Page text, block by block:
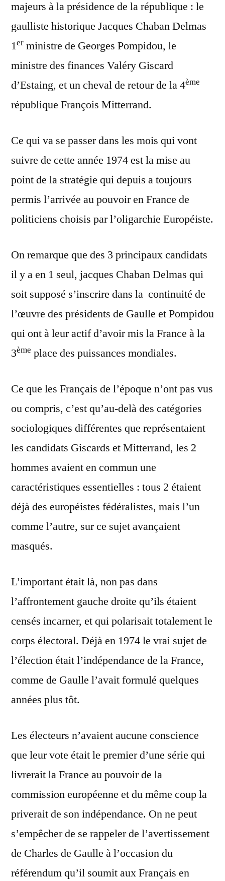
majeurs à la présidence de la république : le
gaulliste historique Jacques Chaban Delmas
1er ministre de Georges Pompidou, le
ministre des finances Valéry Giscard
d’Estaing, et un cheval de retour de la 4ème
république François Mitterrand.
Ce qui va se passer dans les mois qui vont
suivre de cette année 1974 est la mise au
point de la stratégie qui depuis a toujours
permis l’arrivée au pouvoir en France de
politiciens choisis par l’oligarchie Européiste.
On remarque que des 3 principaux candidats
il y a en 1 seul, jacques Chaban Delmas qui
soit supposé s’inscrire dans la continuité de
l’œuvre des présidents de Gaulle et Pompidou
qui ont à leur actif d’avoir mis la France à la
3ème place des puissances mondiales.
Ce que les Français de l’époque n’ont pas vus
ou compris, c’est qu’au-delà des catégories
sociologiques différentes que représentaient
les candidats Giscards et Mitterrand, les 2
hommes avaient en commun une
caractéristiques essentielles : tous 2 étaient
déjà des européistes fédéralistes, mais l’un
comme l’autre, sur ce sujet avançaient
masqués.
L’important était là, non pas dans
l’affrontement gauche droite qu’ils étaient
censés incarner, et qui polarisait totalement le
corps électoral. Déjà en 1974 le vrai sujet de
l’élection était l’indépendance de la France,
comme de Gaulle l’avait formulé quelques
années plus tôt.
Les électeurs n’avaient aucune conscience
que leur vote était le premier d’une série qui
livrerait la France au pouvoir de la
commission européenne et du même coup la
priverait de son indépendance. On ne peut
s’empêcher de se rappeler de l’avertissement
de Charles de Gaulle à l’occasion du
référendum qu’il soumit aux Français en